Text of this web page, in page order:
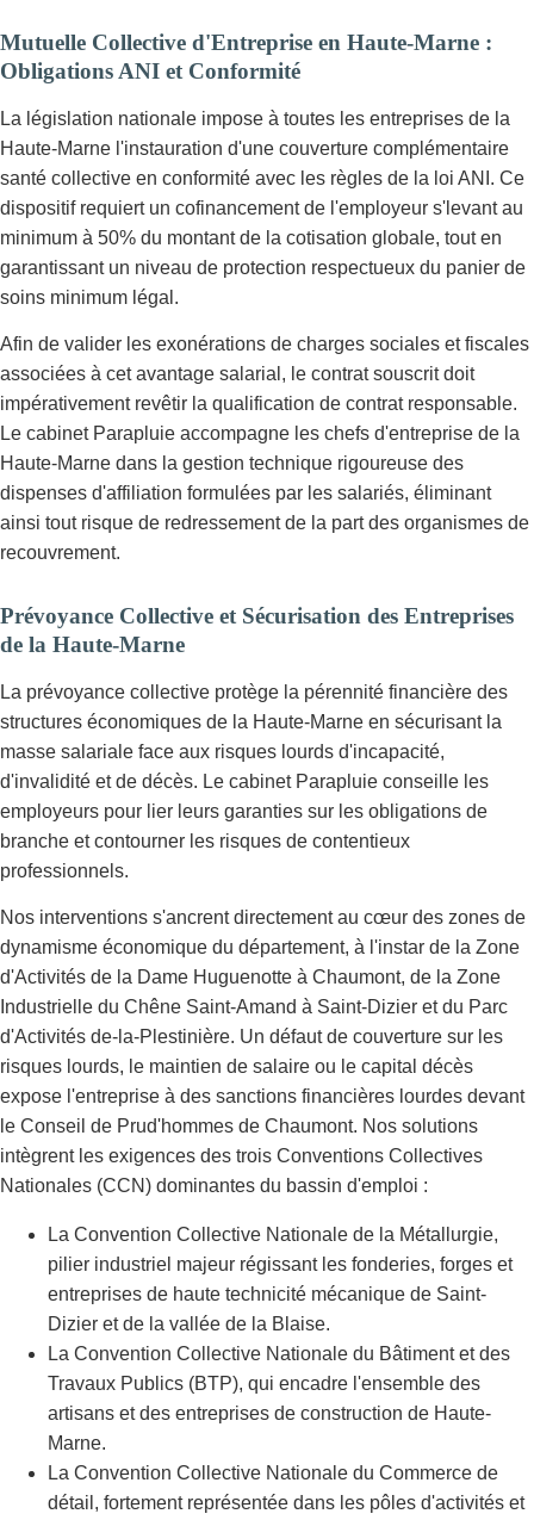
Mutuelle Collective d'Entreprise en Haute-Marne :
Obligations ANI et Conformité
La législation nationale impose à toutes les entreprises de la
Haute-Marne l'instauration d'une couverture complémentaire
santé collective en conformité avec les règles de la loi ANI. Ce
dispositif requiert un cofinancement de l'employeur s'levant au
minimum à 50% du montant de la cotisation globale, tout en
garantissant un niveau de protection respectueux du panier de
soins minimum légal.
Afin de valider les exonérations de charges sociales et fiscales
associées à cet avantage salarial, le contrat souscrit doit
impérativement revêtir la qualification de contrat responsable.
Le cabinet Parapluie accompagne les chefs d'entreprise de la
Haute-Marne dans la gestion technique rigoureuse des
dispenses d'affiliation formulées par les salariés, éliminant
ainsi tout risque de redressement de la part des organismes de
recouvrement.
Prévoyance Collective et Sécurisation des Entreprises
de la Haute-Marne
La prévoyance collective protège la pérennité financière des
structures économiques de la Haute-Marne en sécurisant la
masse salariale face aux risques lourds d'incapacité,
d'invalidité et de décès. Le cabinet Parapluie conseille les
employeurs pour lier leurs garanties sur les obligations de
branche et contourner les risques de contentieux
professionnels.
Nos interventions s'ancrent directement au cœur des zones de
dynamisme économique du département, à l'instar de la Zone
d'Activités de la Dame Huguenotte à Chaumont, de la Zone
Industrielle du Chêne Saint-Amand à Saint-Dizier et du Parc
d'Activités de-la-Plestinière. Un défaut de couverture sur les
risques lourds, le maintien de salaire ou le capital décès
expose l'entreprise à des sanctions financières lourdes devant
le Conseil de Prud'hommes de Chaumont. Nos solutions
intègrent les exigences des trois Conventions Collectives
Nationales (CCN) dominantes du bassin d'emploi :
La Convention Collective Nationale de la Métallurgie,
pilier industriel majeur régissant les fonderies, forges et
entreprises de haute technicité mécanique de Saint-
Dizier et de la vallée de la Blaise.
La Convention Collective Nationale du Bâtiment et des
Travaux Publics (BTP), qui encadre l'ensemble des
artisans et des entreprises de construction de Haute-
Marne.
La Convention Collective Nationale du Commerce de
détail, fortement représentée dans les pôles d'activités et